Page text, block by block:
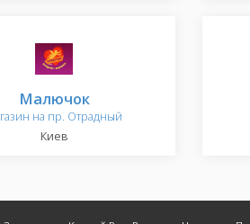
Малючок
на пр. Отрадный
Киев